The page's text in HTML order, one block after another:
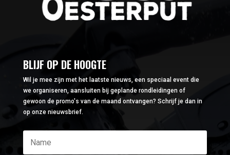
BLIJF OP DE HOOGTE
Wil je mee zijn met het laatste nieuws, een speciaal event die
we organiseren, aansluiten bij geplande rondleidingen of
gewoon de promo's van de maand ontvangen? Schrijf je dan in
op onze nieuwsbrief.